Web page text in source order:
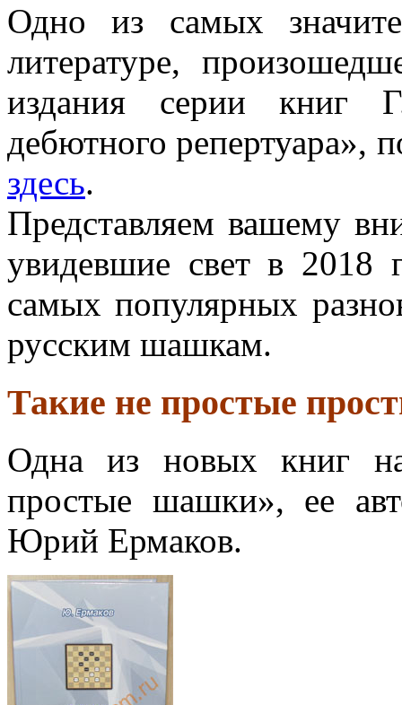
Одно из самых
литературе,
издания серии книг
дебютного репертуара»,
здесь.
Представляем вашему
увидевшие свет в 2018
самых популярных
русским шашкам.
Такие не простые
Одна из новых книг
простые шашки», ее
Юрий Ермаков.